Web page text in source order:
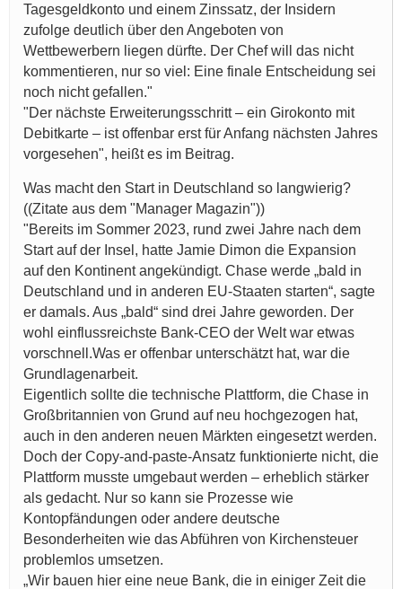
Tagesgeldkonto und einem Zinssatz, der Insidern
zufolge deutlich über den Angeboten von
Wettbewerbern liegen dürfte. Der Chef will das nicht
kommentieren, nur so viel: Eine finale Entscheidung sei
noch nicht gefallen."
"Der nächste Erweiterungsschritt – ein Girokonto mit
Debitkarte – ist offenbar erst für Anfang nächsten Jahres
vorgesehen", heißt es im Beitrag.
Was macht den Start in Deutschland so langwierig?
((Zitate aus dem "Manager Magazin"))
"Bereits im Sommer 2023, rund zwei Jahre nach dem
Start auf der Insel, hatte Jamie Dimon die Expansion
auf den Kontinent angekündigt. Chase werde „bald in
Deutschland und in anderen EU-Staaten starten“, sagte
er damals. Aus „bald“ sind drei Jahre geworden. Der
wohl einflussreichste Bank-CEO der Welt war etwas
vorschnell.Was er offenbar unterschätzt hat, war die
Grundlagenarbeit.
Eigentlich sollte die technische Plattform, die Chase in
Großbritannien von Grund auf neu hochgezogen hat,
auch in den anderen neuen Märkten eingesetzt werden.
Doch der Copy-and-paste-Ansatz funktionierte nicht, die
Plattform musste umgebaut werden – erheblich stärker
als gedacht. Nur so kann sie Prozesse wie
Kontopfändungen oder andere deutsche
Besonderheiten wie das Abführen von Kirchensteuer
problemlos umsetzen.
„Wir bauen hier eine neue Bank, die in einiger Zeit die